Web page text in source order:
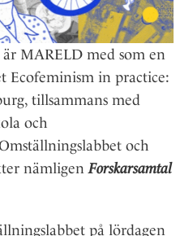
MARELD med som en
Ecofeminism in practice:
tillsammans med
och
och
nämligen Forskarsamtal
på lördagen